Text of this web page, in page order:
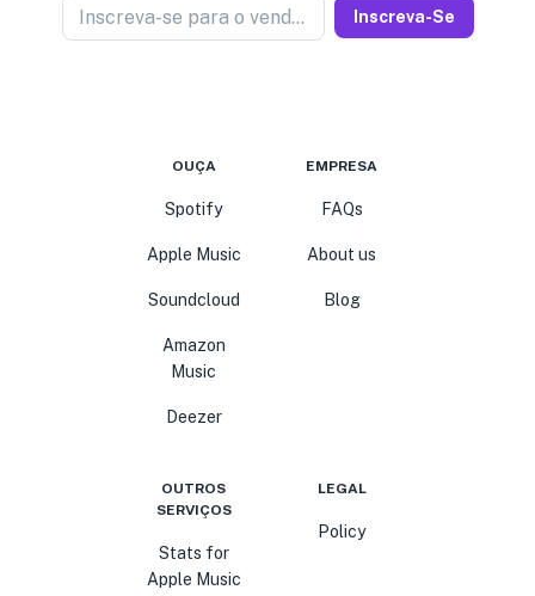
Inscreva-se para o vendedor de notícias Inscreva-Se
OUÇA
Spotify
Apple Music
Soundcloud
Amazon
Music
Deezer
EMPRESA
FAQs
About us
Blog
OUTROS
SERVIÇOS
Stats for
Apple Music
LEGAL
Policy